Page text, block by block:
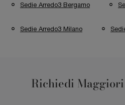
Sedie Arredo3 Bergamo
Sedie Arredo3 Milano
Richiedi